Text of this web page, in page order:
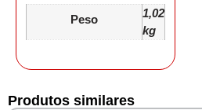
Peso
1,02
kg
Produtos similares